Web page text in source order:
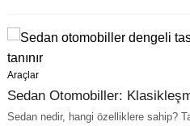
Araçlar
Sedan Otomobiller:
Sedan nedir, hangi özelliklere sahip?